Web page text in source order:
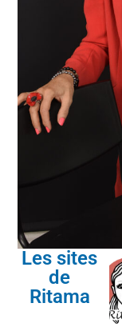
Les sites
de
Ritama